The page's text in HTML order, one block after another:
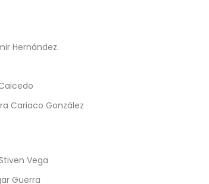
Hernández.
Cariaco González
Vega
Guerra